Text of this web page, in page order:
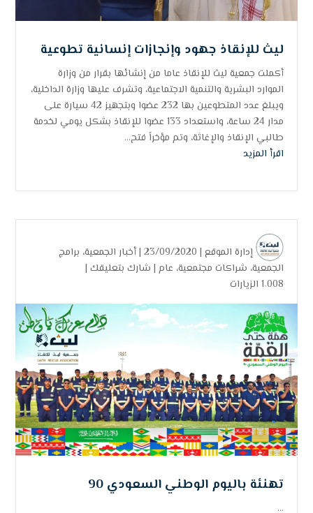
ليث للإنقاذ جهود وإنجازات إنسانية تطوعية
أكملت جمعية ليث للإنقاذ عاما من إنشائها بقرار من وزارة
الموارد البشرية والتنمية الاجتماعية، وتشرف عليها وزارة الداخلية،
ويبلغ عدد المتطوعين بها 232 عضوا وبتجهيز 42 سيارة على
مدار 24 ساعة، واستعداد 133 عضوا للإنقاذ بشكل يومي لخدمة
طالبي الإنقاذ والإغاثة، وتم مؤخراً فتح...
اقرأ المزيد
إدارة الموقع | 23/09/2020 | أخبار الجمعية، برامج
الجمعية، شراكات مجتمعية، عام | شارك بتعليقك |
1٬008 الزيارات
تهنئة باليوم الوطني السعودي 90
...